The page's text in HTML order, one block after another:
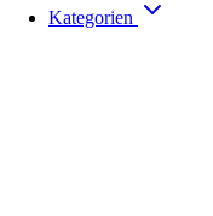
Kategorien